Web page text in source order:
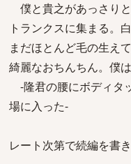
僕と貴之があっさり
トランクスに集まる。
まだほとんど毛の生え
綺麗なおちんちん。僕
-隆君の腰にボディタ
場に入った-
レート次第で続編を書き